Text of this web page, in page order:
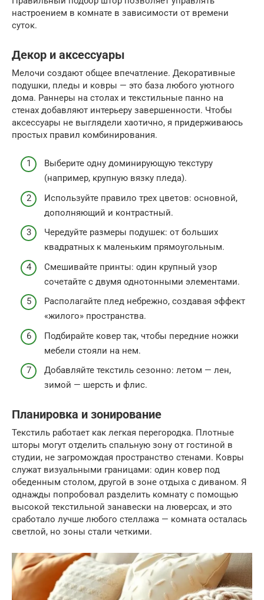
настроением в комнате в зависимости от времени
суток.
Декор и аксессуары
Мелочи создают общее впечатление. Декоративные
подушки, пледы и ковры — это база любого уютного
дома. Раннеры на столах и текстильные панно на
стенах добавляют интерьеру завершенности. Чтобы
аксессуары не выглядели хаотично, я придерживаюсь
простых правил комбинирования.
Выберите одну доминирующую текстуру
(например, крупную вязку пледа).
Используйте правило трех цветов: основной,
дополняющий и контрастный.
Чередуйте размеры подушек: от больших
квадратных к маленьким прямоугольным.
Смешивайте принты: один крупный узор
сочетайте с двумя однотонными элементами.
Располагайте плед небрежно, создавая эффект
«жилого» пространства.
Подбирайте ковер так, чтобы передние ножки
мебели стояли на нем.
Добавляйте текстиль сезонно: летом — лен,
зимой — шерсть и флис.
Планировка и зонирование
Текстиль работает как легкая перегородка. Плотные
шторы могут отделить спальную зону от гостиной в
студии, не загромождая пространство стенами. Ковры
служат визуальными границами: один ковер под
обеденным столом, другой в зоне отдыха с диваном. Я
однажды попробовал разделить комнату с помощью
высокой текстильной занавески на люверсах, и это
сработало лучше любого стеллажа — комната осталась
светлой, но зоны стали четкими.